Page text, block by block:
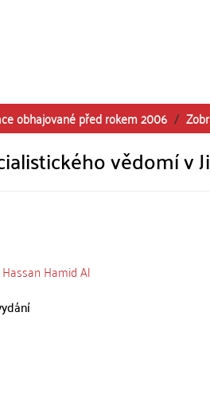
obhajované před rokem 2006
vědomí v
Hamid Al